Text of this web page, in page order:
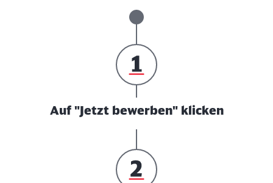
Auf "Jetzt bewerben" klicken